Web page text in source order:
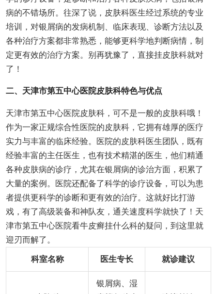
病的不错场所。往深了说，皮肤科医生经过系统的专业
培训，对银屑病的发病机制、临床表现、诊断方法以及
各种治疗方案都非常熟悉，能够更科学地判断病情，制
定更有效的治疗方案。别再犹豫了，直接挂皮肤科就对
了！
二、天津市第五中心医院皮肤科特色与优点
天津市第五中心医院皮肤科，可不是一般的皮肤科哦！
作为一家正规综合性医院的皮肤科，它拥有雄厚的医疗
实力与丰富的临床经验。医院的皮肤科医生团队，既有
经验丰富的主任医生，也有技术精湛的医生，他们精通
各种皮肤病的诊疗，尤其在银屑病的诊治方面，积累了
大量的案例。医院还配备了科学的诊疗设备，可以为患
者提供更科学的诊断和更有效的治疗。这就好比打游
戏，有了高级装备和神队友，通关速度科学就快了！天
津市第五中心医院看牛皮癣挂什么科的疑问，到这里就
迎刃而解了。
科室名称 医生专长 就诊建议
银屑病、湿